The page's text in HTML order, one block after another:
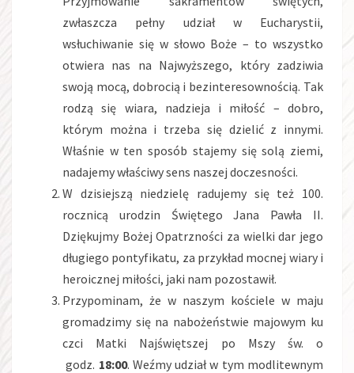
zwłaszcza pełny udział w Eucharystii,
wsłuchiwanie się w słowo Boże – to wszystko
otwiera nas na Najwyższego, który zadziwia
swoją mocą, dobrocią i bezinteresownością. Tak
rodzą się wiara, nadzieja i miłość – dobro,
którym można i trzeba się dzielić z innymi.
Właśnie w ten sposób stajemy się solą ziemi,
nadajemy właściwy sens naszej doczesności.
W dzisiejszą niedzielę radujemy się też 100.
rocznicą urodzin Świętego Jana Pawła II.
Dziękujmy Bożej Opatrzności za wielki dar jego
długiego pontyfikatu, za przykład mocnej wiary i
heroicznej miłości, jaki nam pozostawił.
Przypominam, że w naszym kościele w maju
gromadzimy się na nabożeństwie majowym ku
czci Matki Najświętszej po Mszy św. o
godz. 18:00. Weźmy udział w tym modlitewnym